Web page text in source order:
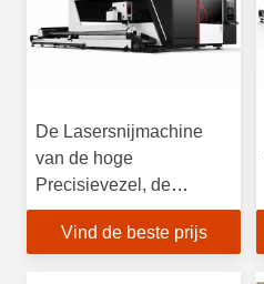
De Lasersnijmachine
van de hoge
Precisievezel, de
Lasersnijmachine van
de Staalplaat
Vind de beste prijs